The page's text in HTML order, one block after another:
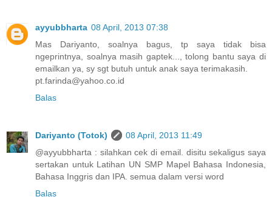
ayyubbharta 08 April, 2013 07:38
Mas Dariyanto, soalnya bagus, tp saya tidak bisa
ngeprintnya, soalnya masih gaptek..., tolong bantu saya di
emailkan ya, sy sgt butuh untuk anak saya terimakasih.
pt.farinda@yahoo.co.id
Balas
Dariyanto (Totok)
08 April, 2013 11:49
@ayyubbharta : silahkan cek di email. disitu sekaligus saya
sertakan untuk Latihan UN SMP Mapel Bahasa Indonesia,
Bahasa Inggris dan IPA. semua dalam versi word
Balas